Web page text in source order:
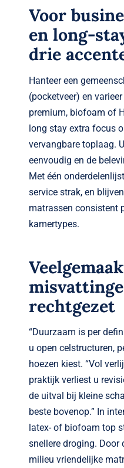
Voor
en long-
drie
Hanteer een
(pocketveer) en
premium, biofoam of
long stay extra focus
vervangbare toplaag.
eenvoudig en de
Met één
service strak, en
matrassen consistent
kamertypes.
rechtgezet
“Duurzaam is per
u open celstructuren,
hoezen kiest. “Vol
praktijk verliest u
de uitval bij kleine
beste bovenop.” In
latex- of biofoam top
snellere droging. Door
milieu vriendelijke